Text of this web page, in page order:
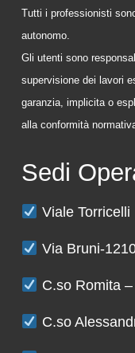
Tutti i professionisti
autonomo.
Gli utenti sono
supervisione dei lavori
garanzia, implicita o
alla conformità
Sedi
Viale
Via Bruni-
C.so Romita
C.so